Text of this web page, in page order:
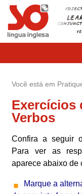
Você está em
Exercícios
Verbos
Confira a seguir
Para ver as
aparece abaixo de
Marque a